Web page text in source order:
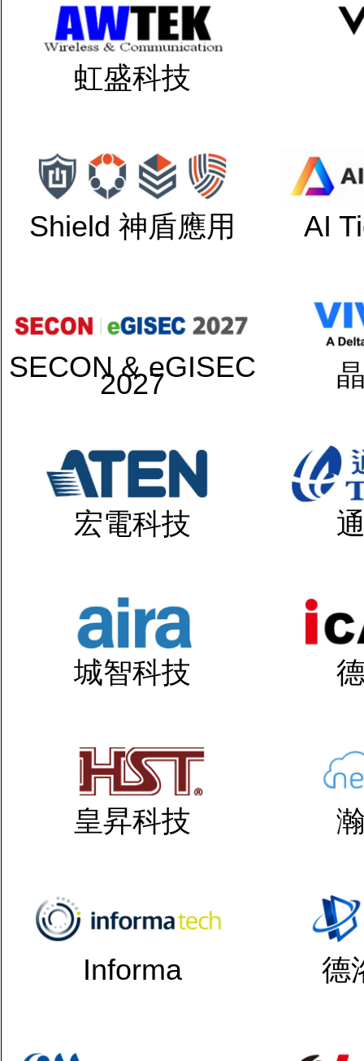
虹盛科技
Shield 神盾應用 AI
SECON & eGISEC
2027
宏電科技
城智科技
皇昇科技
Informa 德